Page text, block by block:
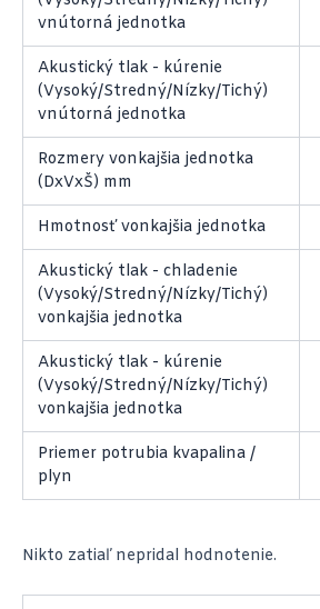
vnútorná jednotka
Akustický tlak - kúrenie
(Vysoký/Stredný/Nízky/Tichý)
vnútorná jednotka
Rozmery vonkajšia jednotka
(DxVxŠ) mm
Hmotnosť vonkajšia jednotka
Akustický tlak - chladenie
(Vysoký/Stredný/Nízky/Tichý)
vonkajšia jednotka
Akustický tlak - kúrenie
(Vysoký/Stredný/Nízky/Tichý)
vonkajšia jednotka
Priemer potrubia kvapalina /
plyn
Nikto zatiaľ nepridal hodnotenie.